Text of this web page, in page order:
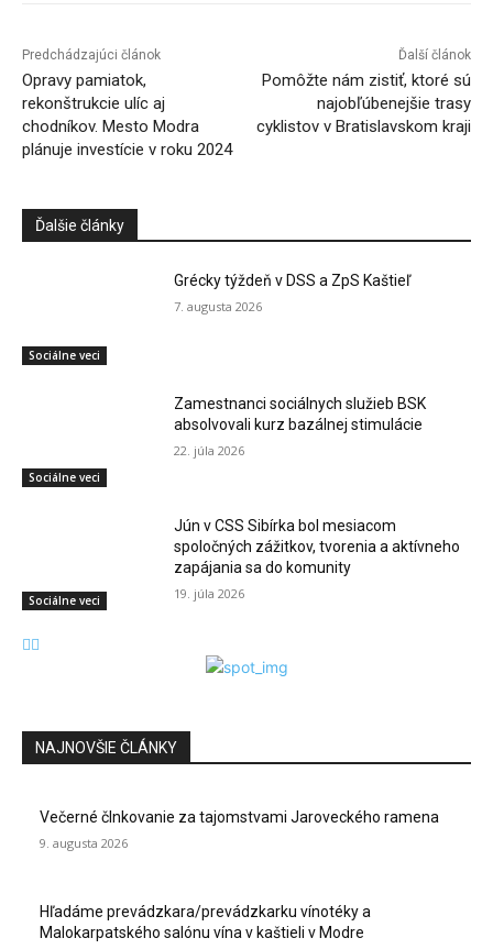
Predchádzajúci článok
Opravy pamiatok,
rekonštrukcie ulíc aj
chodníkov. Mesto Modra
plánuje investície v roku 2024
Ďalší článok
Pomôžte nám zistiť, ktoré sú
najobľúbenejšie trasy
cyklistov v Bratislavskom kraji
Ďalšie články
Sociálne veci
Grécky týždeň v DSS a ZpS Kaštieľ
7. augusta 2026
Sociálne veci
Zamestnanci sociálnych služieb BSK
absolvovali kurz bazálnej stimulácie
22. júla 2026
Sociálne veci
Jún v CSS Sibírka bol mesiacom
spoločných zážitkov, tvorenia a aktívneho
zapájania sa do komunity
19. júla 2026
NAJNOVŠIE ČLÁNKY
Večerné člnkovanie za tajomstvami Jaroveckého ramena
9. augusta 2026
Hľadáme prevádzkara/prevádzkarku vínotéky a
Malokarpatského salónu vína v kaštieli v Modre